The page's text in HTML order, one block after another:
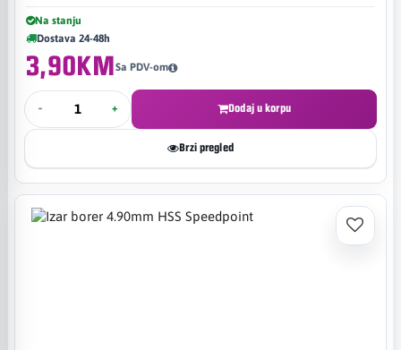
Na stanju
Dostava 24-48h
3,90KMSa PDV-om
- + Dodaj u korpu
Brzi pregled